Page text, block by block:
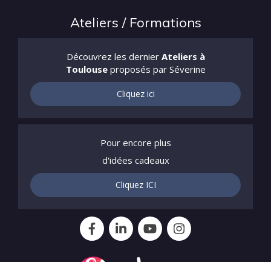
Ateliers / Formations
Découvrez les dernier Ateliers à
Toulouseproposés par Séverine
Cliquez ici
Pour encore plus
d'idées cadeaux
Cliquez ICI